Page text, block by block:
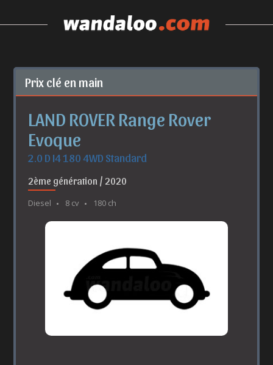
Prix clé en main
LAND ROVER Range Rover
Evoque
2.0 D I4 180 4WD Standard
2ème génération / 2020
Diesel 8 cv 180 ch